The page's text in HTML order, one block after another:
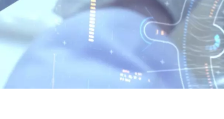
español
português
日本語